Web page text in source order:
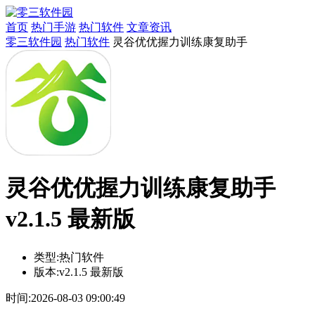
首页 热门手游 热门软件 文章资讯
零三软件园 热门软件 灵谷优优握力训练康复助手
灵谷优优握力训练康复助手
v2.1.5 最新版
类型:热门软件
版本:v2.1.5 最新版
时间:2026-08-03 09:00:49